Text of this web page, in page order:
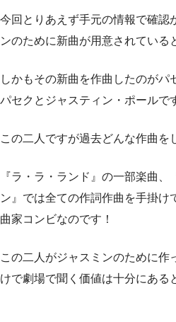
今回とりあえず手元の情報で確認
ンのために新曲が用意されている
しかもその新曲を作曲したのがパ
パセクとジャスティン・ポールで
この二人ですが過去どんな作曲を
『ラ・ラ・ランド』の一部楽曲
ン』では全ての作詞作曲を手掛け
曲家コンビなのです！
この二人がジャスミンのために作
けで劇場で聞く価値は十分にある